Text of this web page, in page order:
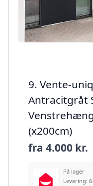
9. Vente-
Antracitgråt
(x200cm)
fra 4.000 kr.
På lager
Levering: